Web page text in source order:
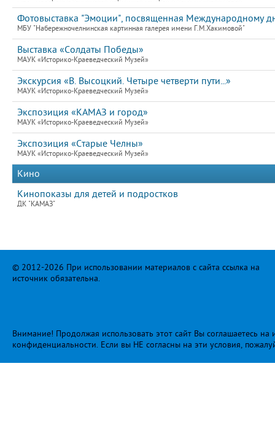
Фотовыставка "Эмоции", посвященная Международному
МБУ "Набережночелнинская картинная галерея имени Г.М.Хакимовой"
Выставка «Солдаты Победы»
МАУК «Историко-Краеведческий Музей»
Экскурсия «В. Высоцкий. Четыре четверти пути...»
МАУК «Историко-Краеведческий Музей»
Экспозиция «КАМАЗ и город»
МАУК «Историко-Краеведческий Музей»
Экспозиция «Старые Челны»
МАУК «Историко-Краеведческий Музей»
Кино
Кинопоказы для детей и подростков
ДК "КАМАЗ"
© 2012-2026 При использовании материалов с сайта ссылка на
источник обязательна.
Внимание! Продолжая использовать этот сайт Вы соглашаетесь
конфиденциальности. Если вы НЕ согласны на эти условия,